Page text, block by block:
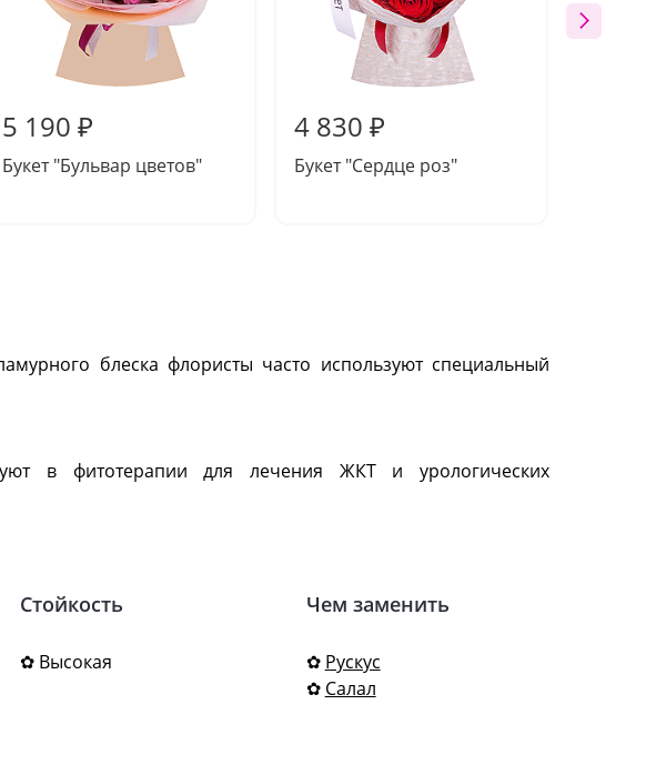
5 190 ₽
Букет "Бульвар цветов"
4 830 ₽
Букет "Сердце роз"
блеска флористы часто используют специальный
в фитотерапии для лечения ЖКТ и урологических
Стойкость
✿ Высокая
Чем заменить
✿ Рускус
✿ Салал